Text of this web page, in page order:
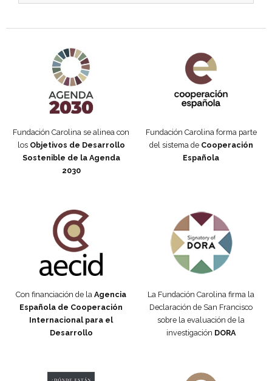
Fundación Carolina se alinea con
los Objetivos de Desarrollo
Sostenible de la Agenda
2030
Fundación Carolina forma parte
del sistema de Cooperación
Española
Con financiación de la Agencia
Española de Cooperación
Internacional para el
Desarrollo
La Fundación Carolina firma la
Declaración de San Francisco
sobre la evaluación de la
investigación DORA